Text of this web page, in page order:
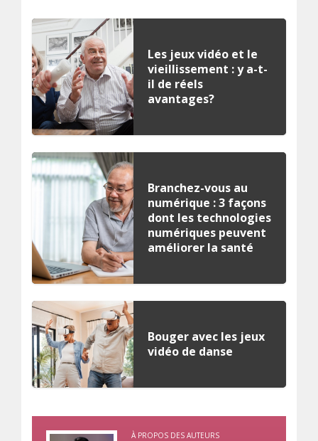
Les jeux vidéo et le
vieillissement : y a-t-
il de réels
avantages?
Branchez-vous au
numérique : 3 façons
dont les technologies
numériques peuvent
améliorer la santé
Bouger avec les jeux
vidéo de danse
À PROPOS DES AUTEURS